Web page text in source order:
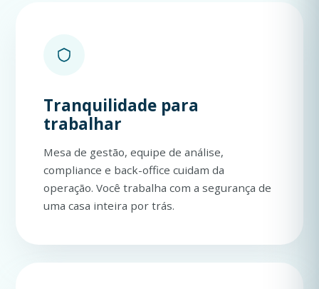
Tranquilidade para
trabalhar
Mesa de gestão, equipe de análise,
compliance e back-office cuidam da
operação. Você trabalha com a segurança de
uma casa inteira por trás.